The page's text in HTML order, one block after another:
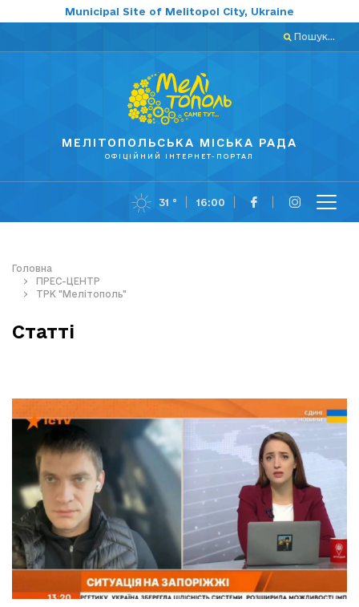
Municipal Site of Melitopol City, Ukraine
Пошук...
МЕЛІТОПОЛЬСЬКА МІСЬКА РАДА
ОФІЦІЙНИЙ ІНТЕРНЕТ-ПОРТАЛ
31 ° 16:00
Головна
ПРЕС-ЦЕНТР
ТРК "Мелітополь"
Статті